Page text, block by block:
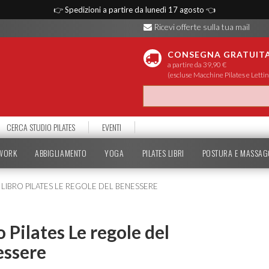
👉Spedizioni a partire da lunedì 17 agosto 👈
Ricevi offerte sulla tua mail
CONSEGNA
a partire da 39,90 €
(escluse Macchine Pilates e
CERCA STUDIO PILATES EVENTI
ABBIGLIAMENTO YOGA PILATES LIBRI POSTURA E
LIBRO PILATES LE REGOLE DEL BENESSERE
Pilates Le regole del